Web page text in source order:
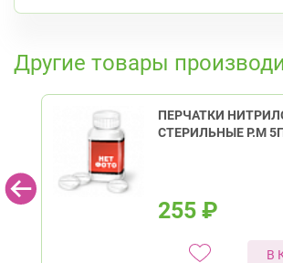
Чкаловский пр., д. 60
Приморский район
Пионерская Комендантский
Другие товары
ПЕРЧАТКИ
СТЕРИЛЬНЫЕ Р.M
255 ₽
В